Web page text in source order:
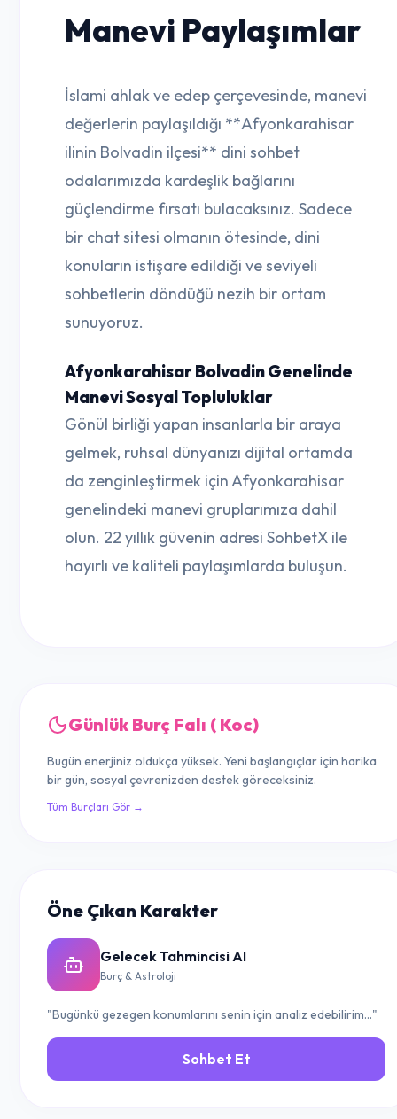
Manevi Paylaşımlar
İslami ahlak ve edep çerçevesinde, manevi
değerlerin paylaşıldığı **Afyonkarahisar
ilinin Bolvadin ilçesi** dini sohbet
odalarımızda kardeşlik bağlarını
güçlendirme fırsatı bulacaksınız. Sadece
bir chat sitesi olmanın ötesinde, dini
konuların istişare edildiği ve seviyeli
sohbetlerin döndüğü nezih bir ortam
sunuyoruz.
Afyonkarahisar Bolvadin Genelinde
Manevi Sosyal Topluluklar
Gönül birliği yapan insanlarla bir araya
gelmek, ruhsal dünyanızı dijital ortamda
da zenginleştirmek için Afyonkarahisar
genelindeki manevi gruplarımıza dahil
olun. 22 yıllık güvenin adresi SohbetX ile
hayırlı ve kaliteli paylaşımlarda buluşun.
Günlük Burç Falı ( Koc)
Bugün enerjiniz oldukça yüksek. Yeni başlangıçlar için harika
bir gün, sosyal çevrenizden destek göreceksiniz.
Tüm Burçları Gör →
Öne Çıkan Karakter
Gelecek Tahmincisi AI
Burç & Astroloji
"Bugünkü gezegen konumlarını senin için analiz edebilirim..."
Sohbet Et